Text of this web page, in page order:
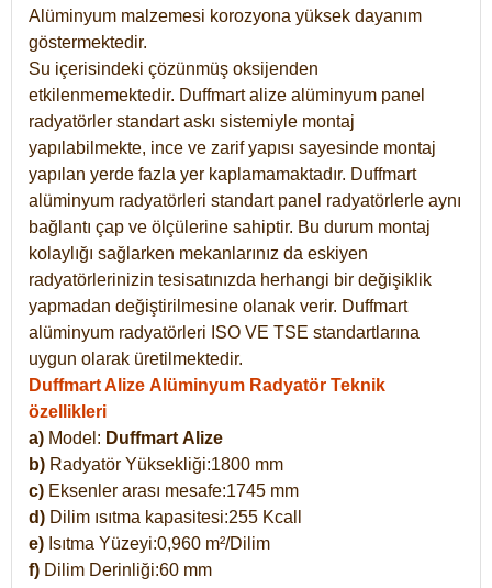
Alüminyum malzemesi korozyona yüksek dayanım
göstermektedir.
Su içerisindeki çözünmüş oksijenden
etkilenmemektedir. Duffmart alize alüminyum panel
radyatörler standart askı sistemiyle montaj
yapılabilmekte, ince ve zarif yapısı sayesinde montaj
yapılan yerde fazla yer kaplamamaktadır. Duffmart
alüminyum radyatörleri standart panel radyatörlerle aynı
bağlantı çap ve ölçülerine sahiptir. Bu durum montaj
kolaylığı sağlarken mekanlarınız da eskiyen
radyatörlerinizin tesisatınızda herhangi bir değişiklik
yapmadan değiştirilmesine olanak verir. Duffmart
alüminyum radyatörleri ISO VE TSE standartlarına
uygun olarak üretilmektedir.
Duffmart Alize Alüminyum Radyatör Teknik
özellikleri
a) Model: Duffmart Alize
b) Radyatör Yüksekliği:1800 mm
c) Eksenler arası mesafe:1745 mm
d) Dilim ısıtma kapasitesi:255 Kcall
e) Isıtma Yüzeyi:0,960 m²/Dilim
f) Dilim Derinliği:60 mm